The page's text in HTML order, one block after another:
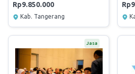
Rp9.850.000
Kab. Tangerang
Jasa